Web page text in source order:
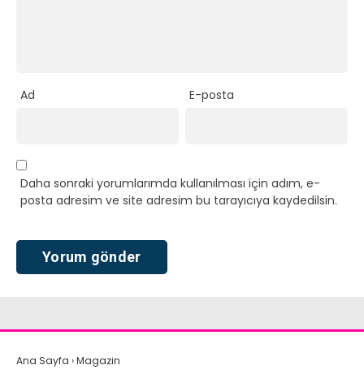
Ad E-posta
Daha sonraki yorumlarımda kullanılması için adım, e-
posta adresim ve site adresim bu tarayıcıya kaydedilsin.
Ana Sayfa ›Magazin